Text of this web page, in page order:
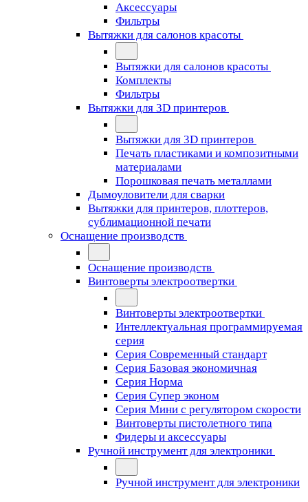
Аксессуары
Фильтры
Вытяжки для салонов красоты
Вытяжки для салонов красоты
Комплекты
Фильтры
Вытяжки для 3D принтеров
Вытяжки для 3D принтеров
Печать пластиками и композитными
материалами
Порошковая печать металлами
Дымоуловители для сварки
Вытяжки для принтеров, плоттеров,
сублимационной печати
Оснащение производств
Оснащение производств
Винтоверты электроотвертки
Винтоверты электроотвертки
Интеллектуальная программируемая
серия
Серия Современный стандарт
Серия Базовая экономичная
Серия Норма
Серия Cупер эконом
Серия Мини с регулятором скорости
Винтоверты пистолетного типа
Фидеры и аксессуары
Ручной инструмент для электроники
Ручной инструмент для электроники